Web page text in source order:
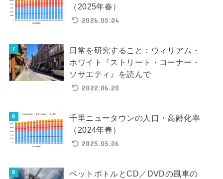
（2025年春）
2026.05.04
日常を研究すること：ウィリアム・
ホワイト『ストリート・コーナー・
ソサエティ』を読んで
2022.06.20
千里ニュータウンの人口・高齢化率
（2024年春）
2025.05.06
ペットボトルとCD／DVDの風車の